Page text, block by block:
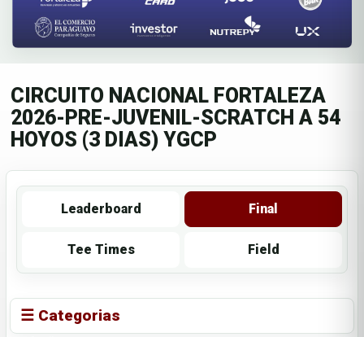
CIRCUITO NACIONAL FORTALEZA
2026-PRE-JUVENIL-SCRATCH A 54
HOYOS (3 DIAS) YGCP
Leaderboard Final
Tee Times Field
☰ Categorias